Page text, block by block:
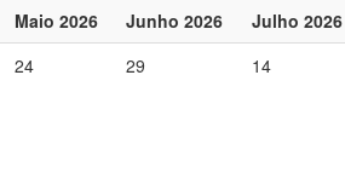
Maio 2026 Junho 2026 Julho 2026
24 29 14